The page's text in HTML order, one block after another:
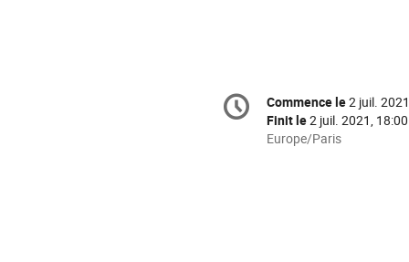
Information
de
Date/Heure
Commence le2 juil.
Finit le2 juil. 2021, 18:00
Toutes
Europe/Paris